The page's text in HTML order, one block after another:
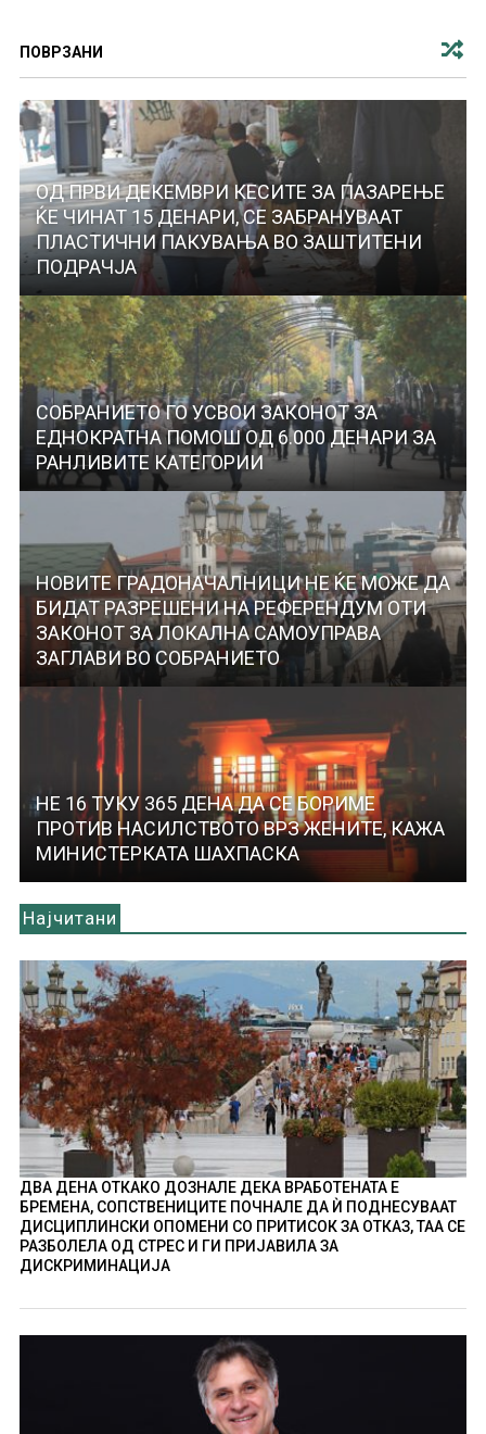
ПОВРЗАНИ
ОД ПРВИ ДЕКЕМВРИ КЕСИТЕ ЗА ПАЗАРЕЊЕ
ЌЕ ЧИНАТ 15 ДЕНАРИ, СЕ ЗАБРАНУВААТ
ПЛАСТИЧНИ ПАКУВАЊА ВО ЗАШТИТЕНИ
ПОДРАЧЈА
СОБРАНИЕТО ГО УСВОИ ЗАКОНОТ ЗА
ЕДНОКРАТНА ПОМОШ ОД 6.000 ДЕНАРИ ЗА
РАНЛИВИТЕ КАТЕГОРИИ
НОВИТЕ ГРАДОНАЧАЛНИЦИ НЕ ЌЕ МОЖЕ ДА
БИДАТ РАЗРЕШЕНИ НА РЕФЕРЕНДУМ ОТИ
ЗАКОНОТ ЗА ЛОКАЛНА САМОУПРАВА
ЗАГЛАВИ ВО СОБРАНИЕТО
НЕ 16 ТУКУ 365 ДЕНА ДА СЕ БОРИМЕ
ПРОТИВ НАСИЛСТВОТО ВРЗ ЖЕНИТЕ, КАЖА
МИНИСТЕРКАТА ШАХПАСКА
Најчитани
ДВА ДЕНА ОТКАКО ДОЗНАЛЕ ДЕКА ВРАБОТЕНАТА Е
БРЕМЕНА, СОПСТВЕНИЦИТЕ ПОЧНАЛЕ ДА Ѝ ПОДНЕСУВААТ
ДИСЦИПЛИНСКИ ОПОМЕНИ СО ПРИТИСОК ЗА ОТКАЗ, ТАА СЕ
РАЗБОЛЕЛА ОД СТРЕС И ГИ ПРИЈАВИЛА ЗА
ДИСКРИМИНАЦИЈА